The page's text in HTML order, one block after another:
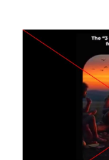
Image